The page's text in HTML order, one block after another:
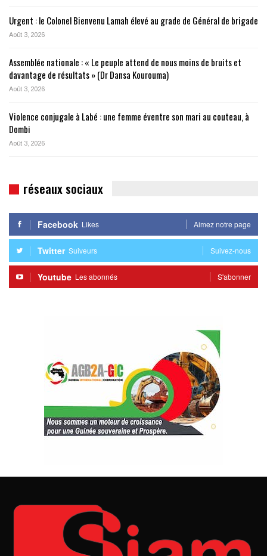
Urgent : le Colonel Bienvenu Lamah élevé au grade de Général de brigade
Août 3, 2026
Assemblée nationale : « Le peuple attend de nous moins de bruits et
davantage de résultats » (Dr Dansa Kourouma)
Août 3, 2026
Violence conjugale à Labé : une femme éventre son mari au couteau, à
Dombi
Août 3, 2026
réseaux sociaux
Facebook Likes Aimez notre page
Twitter Suiveurs Suivez-nous
Youtube Les abonnés S'abonner